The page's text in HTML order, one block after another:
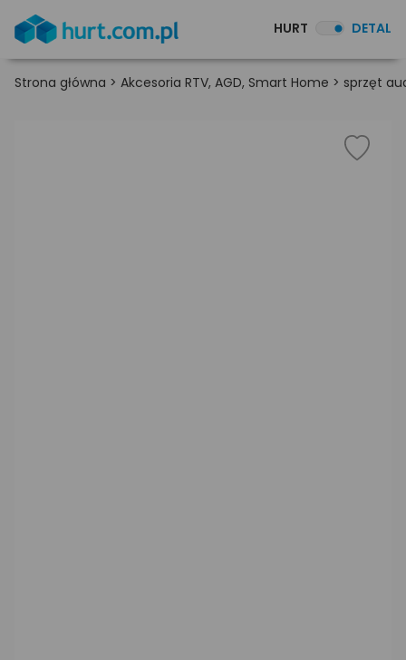
HURT DETAL
Strona główna > Akcesoria RTV, AGD, Smart Home > sprzęt